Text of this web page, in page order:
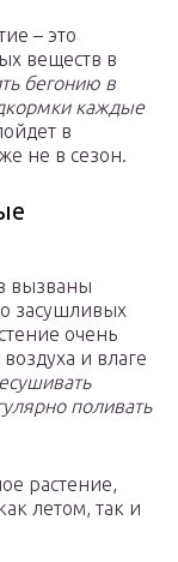
– это
веществ в
бегонию в
каждые
в
не в сезон.
вызваны
засушливых
очень
и влаге
поливать
растение,
летом, так и